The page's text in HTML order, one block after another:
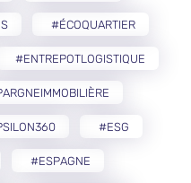
#ÉCOQUARTIER
#ENTREPOTLOGISTIQUE
#ESG
#ESPAGNE